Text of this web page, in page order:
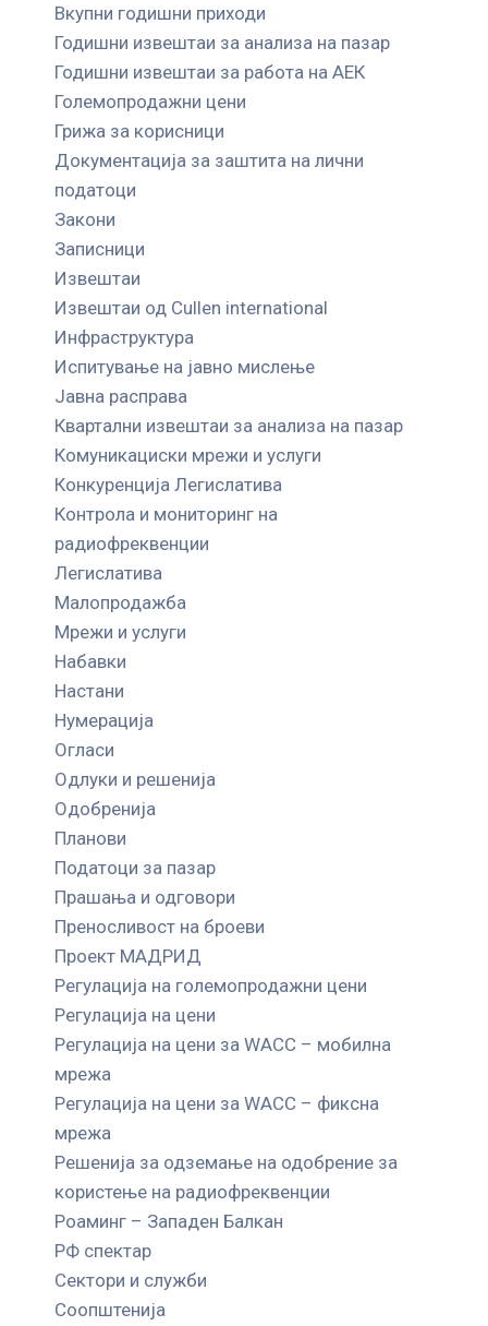
Вкупни годишни приходи
Годишни извештаи за анализа на пазар
Годишни извештаи за работа на АЕК
Големопродажни цени
Грижа за корисници
Документација за заштита на лични
податоци
Закони
Записници
Извештаи
Извештаи од Cullen international
Инфраструктура
Испитување на јавно мислење
Јавна расправа
Квартални извештаи за анализа на пазар
Комуникациски мрежи и услуги
Конкуренција Легислатива
Контрола и мониторинг на
радиофреквенции
Легислатива
Малопродажба
Мрежи и услуги
Набавки
Настани
Нумерација
Огласи
Одлуки и решенија
Одобренија
Планови
Податоци за пазар
Прашања и одговори
Преносливост на броеви
Проект МАДРИД
Регулација на големопродажни цени
Регулација на цени
Регулација на цени за WACC – мобилна
мрежа
Регулација на цени за WACC – фиксна
мрежа
Решенија за одземање на одобрение за
користење на радиофреквенции
Роаминг – Западен Балкан
РФ спектар
Сектори и служби
Соопштенија